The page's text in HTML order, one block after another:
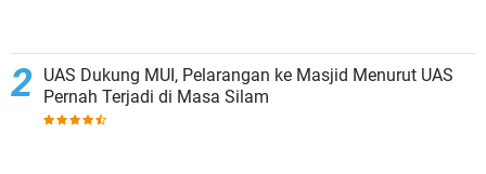
UAS Dukung MUI, Pelarangan ke Masjid Menurut UAS
Pernah Terjadi di Masa Silam